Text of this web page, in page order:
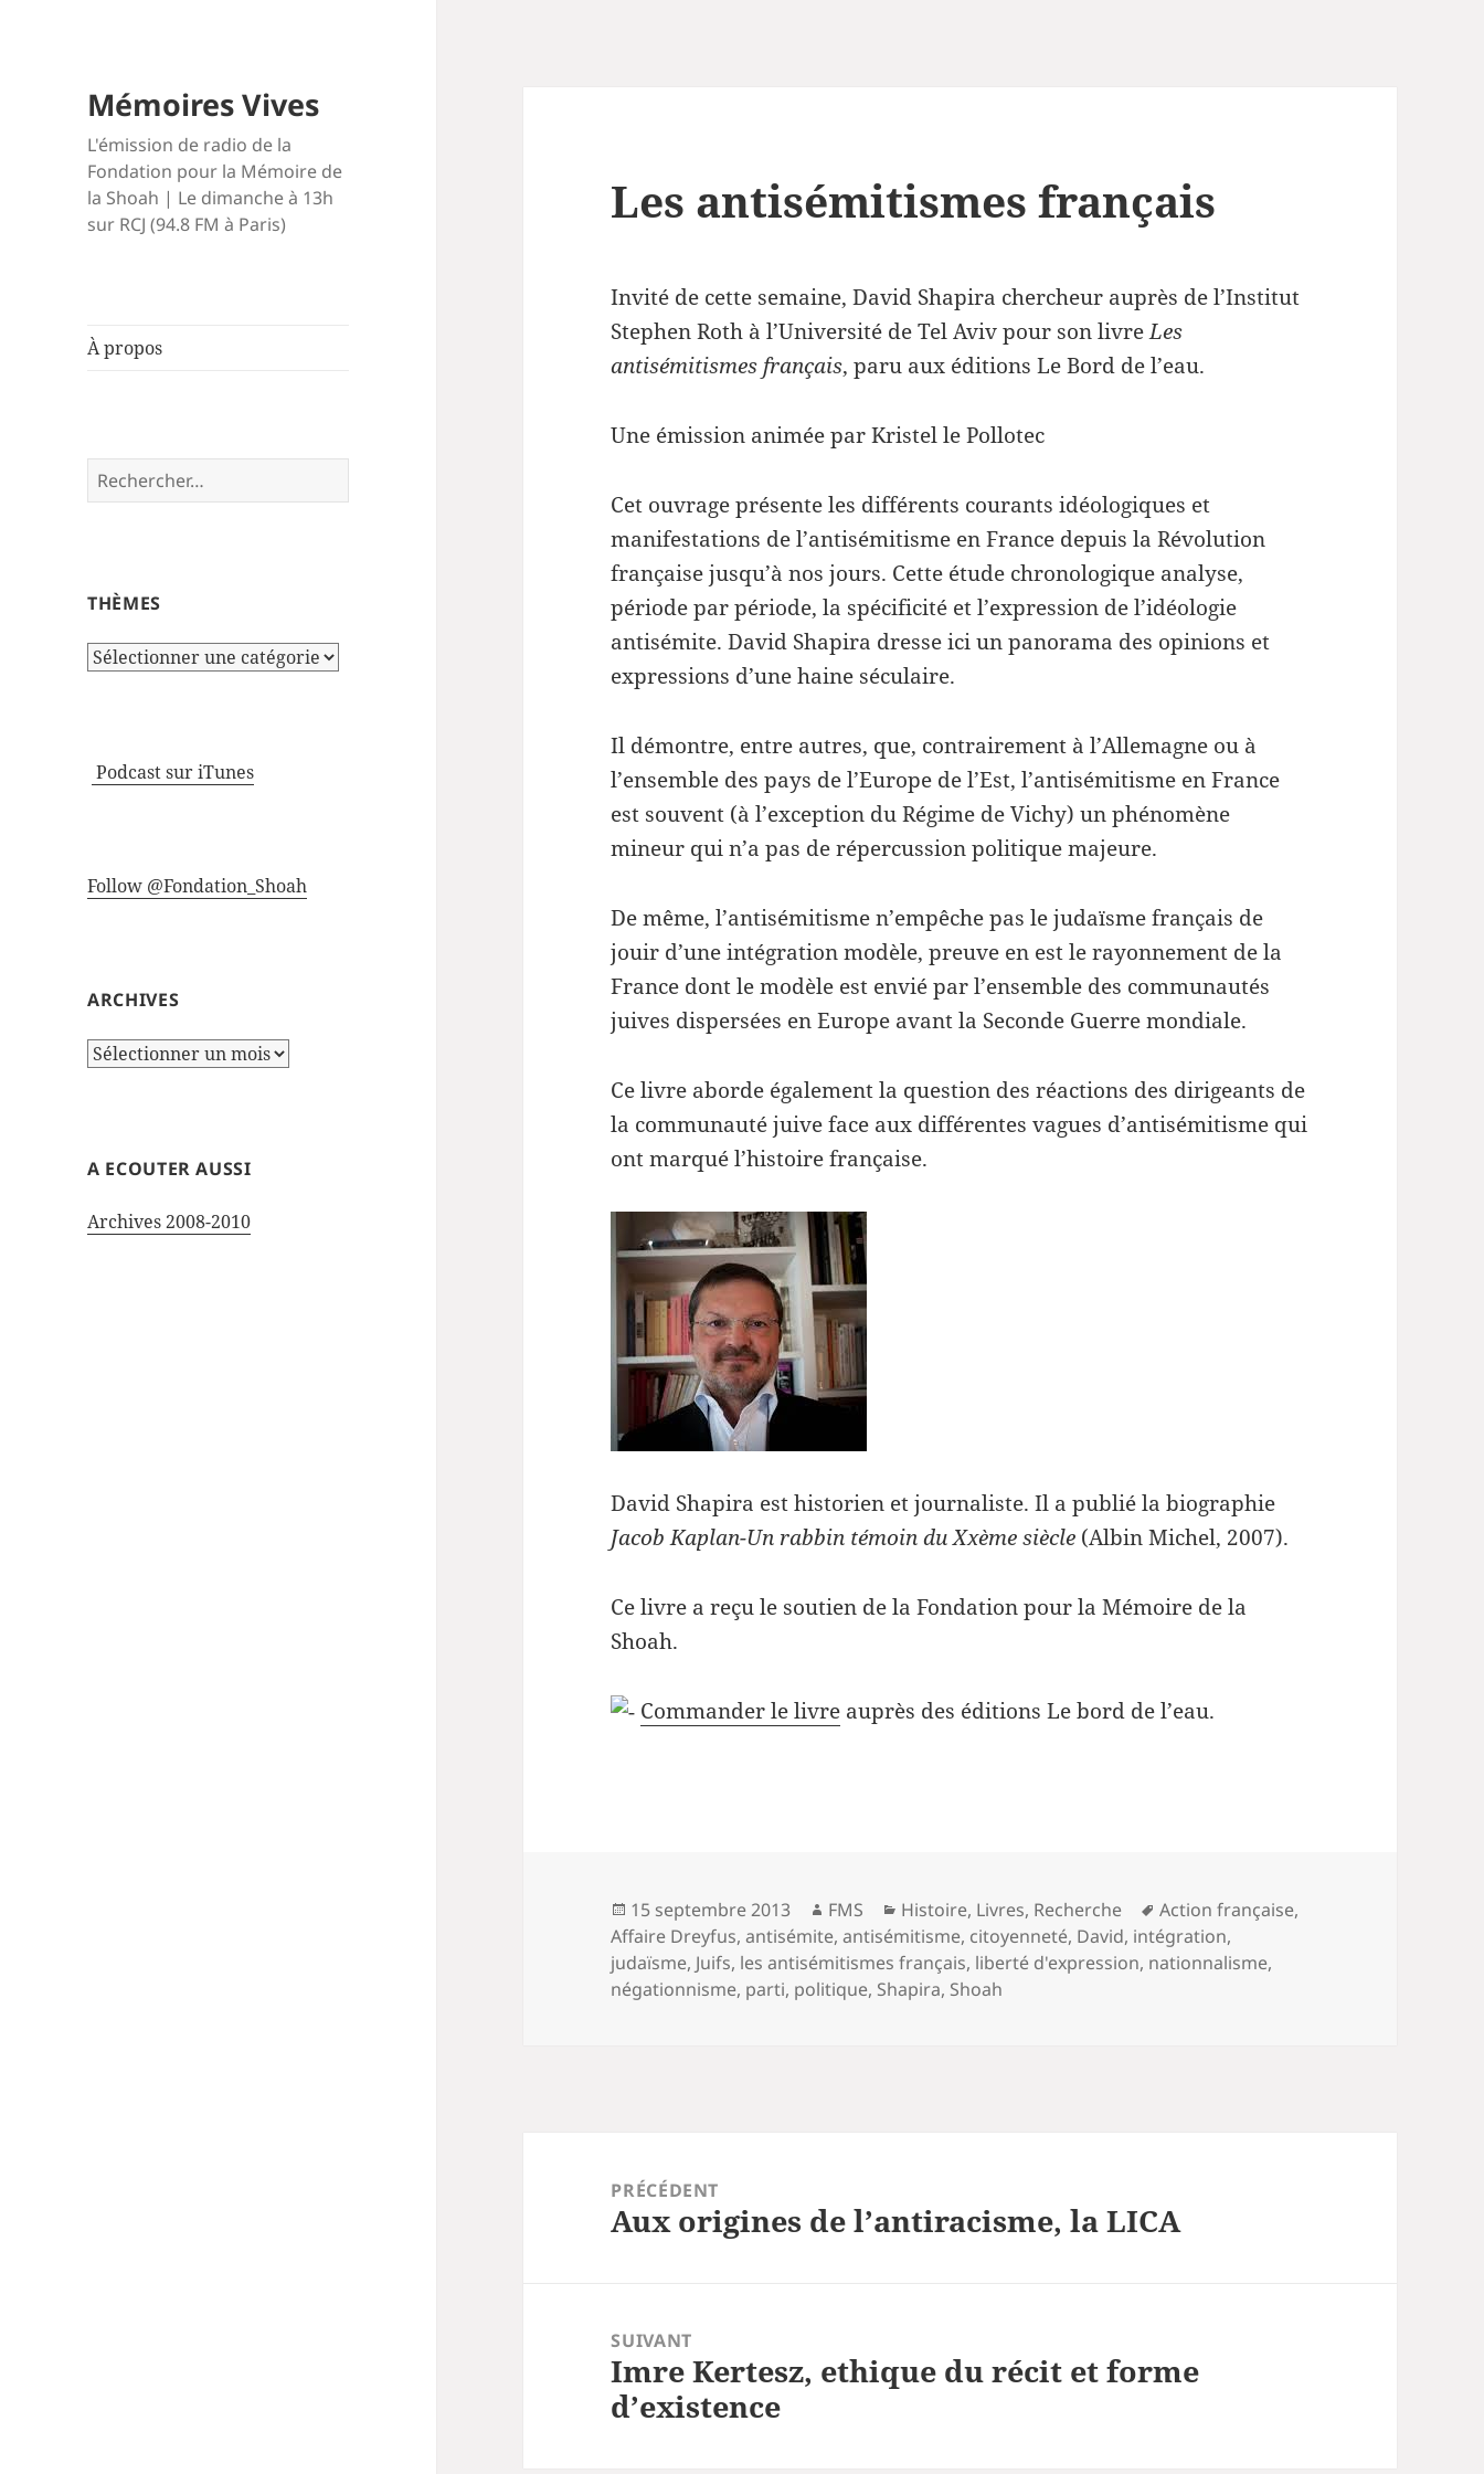
Mémoires Vives
L'émission de radio de la
Fondation pour la Mémoire de
la Shoah | Le dimanche à 13h
sur RCJ (94.8 FM à Paris)
À propos
Rechercher :
THÈMES
Thèmes
Podcast sur iTunes
Follow @Fondation_Shoah
ARCHIVES
Archives
A ECOUTER AUSSI
Archives 2008-2010
Les antisémitismes français
Invité de cette semaine, David Shapira chercheur auprès de l’Institut
Stephen Roth à l’Université de Tel Aviv pour son livreLes
antisémitismes français, paru aux éditions Le Bord de l’eau.
Une émission animée par Kristel le Pollotec
Cet ouvrage présente les différents courants idéologiques et
manifestations de l’antisémitisme en France depuis la Révolution
française jusqu’à nos jours. Cette étude chronologique analyse,
période par période, la spécificité et l’expression de l’idéologie
antisémite. David Shapira dresse ici un panorama des opinions et
expressions d’une haine séculaire.
Il démontre, entre autres, que, contrairement à l’Allemagne ou à
l’ensemble des pays de l’Europe de l’Est, l’antisémitisme en France
est souvent (à l’exception du Régime de Vichy) un phénomène
mineur qui n’a pas de répercussion politique majeure.
De même, l’antisémitisme n’empêche pas le judaïsme français de
jouir d’une intégration modèle, preuve en est le rayonnement de la
France dont le modèle est envié par l’ensemble des communautés
juives dispersées en Europe avant la Seconde Guerre mondiale.
Ce livre aborde également la question des réactions des dirigeants de
la communauté juive face aux différentes vagues d’antisémitisme qui
ont marqué l’histoire française.
David Shapira est historien et journaliste. Il a publié la biographie
Jacob Kaplan-Un rabbin témoin du Xxème siècle (Albin Michel, 2007).
Ce livre a reçu le soutien de la Fondation pour la Mémoire de la
Shoah.
Commander le livre auprès des éditions Le bord de l’eau.
Publié
le
15 septembre 2013 Auteur
FMS Catégories
Histoire, Livres, Recherche
Mots-
clés
Action française,
Affaire Dreyfus,antisémite,antisémitisme, citoyenneté, David, intégration,
judaïsme, Juifs, les antisémitismes français, liberté d'expression, nationnalisme,
négationnisme, parti, politique, Shapira, Shoah
PRÉCÉDENT
Article
Aux origines de l’antiracisme, la LICA
SUIVANT
Article
suivant :
Imre Kertesz, ethique du récit et forme
d’existence